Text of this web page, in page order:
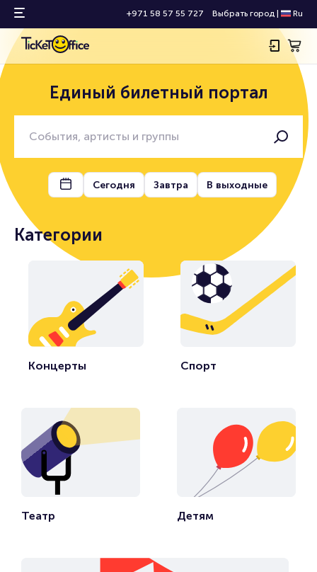
+971 58 57 55 727 Выбрать город Ru
Единый билетный портал
Сегодня Завтра В выходные
Категории
Концерты Спорт
Театр Детям